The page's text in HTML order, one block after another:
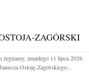
ZAGÓRSKI
zmarłego 11 lipca 2026
Ostoję-Zagórskiego...